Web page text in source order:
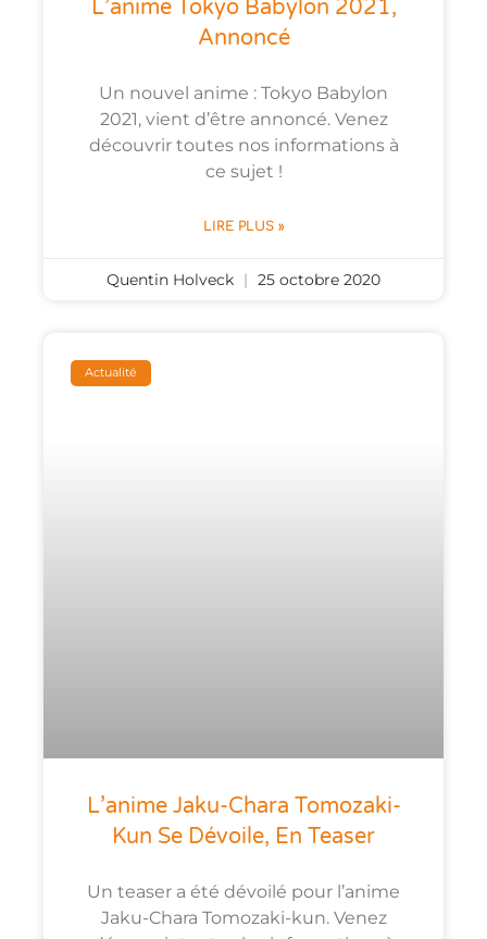
L’anime Tokyo Babylon 2021,
Annoncé
Un nouvel anime : Tokyo Babylon
2021, vient d’être annoncé. Venez
découvrir toutes nos informations à
ce sujet !
LIRE PLUS »
Quentin Holveck 25 octobre 2020
Actualité
L’anime Jaku-Chara Tomozaki-
Kun Se Dévoile, En Teaser
Un teaser a été dévoilé pour l’anime
Jaku-Chara Tomozaki-kun. Venez